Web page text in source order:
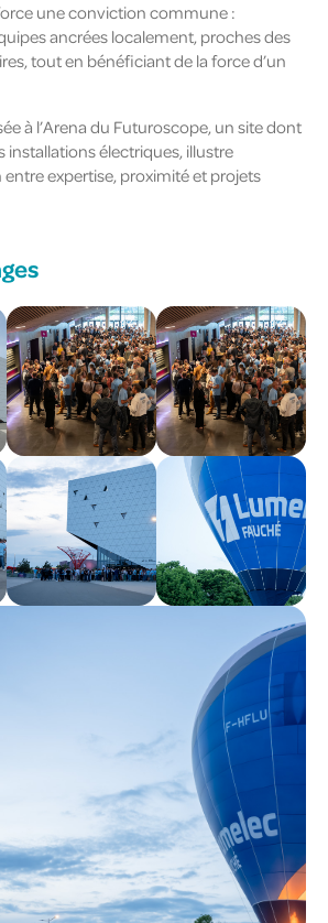
une conviction commune :
ancrées localement, proches des
tout en bénéficiant de la force d’un
à l’Arena du Futuroscope, un site dont
installations électriques, illustre
expertise, proximité et projets